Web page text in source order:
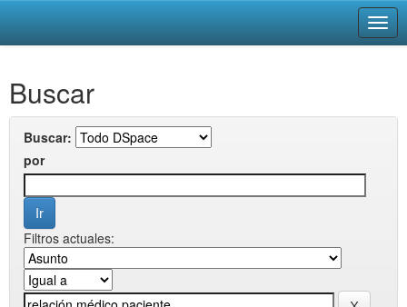
navigation
Buscar
Buscar:
por
Filtros actuales: